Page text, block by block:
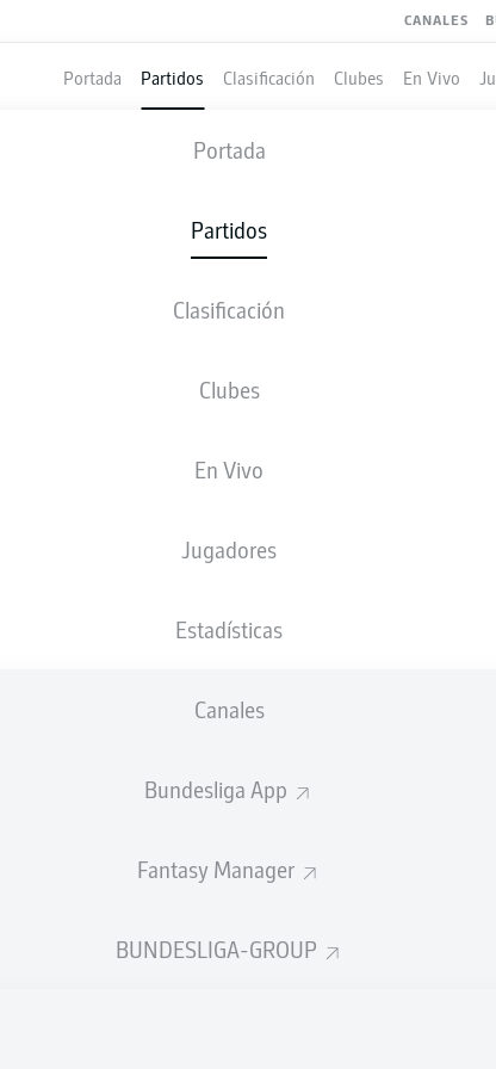
CANALES
Portada Partidos Clasificación Clubes En Vivo
Portada
Partidos
Clasificación
Clubes
En Vivo
Jugadores
Estadísticas
Canales
Bundesliga App
Fantasy Manager
BUNDESLIGA-GROUP
BRAUNSCHWEIG - NUREMBERG
1 1
ALINEACIONES ESTADÍSTICAS
Tom Bauer